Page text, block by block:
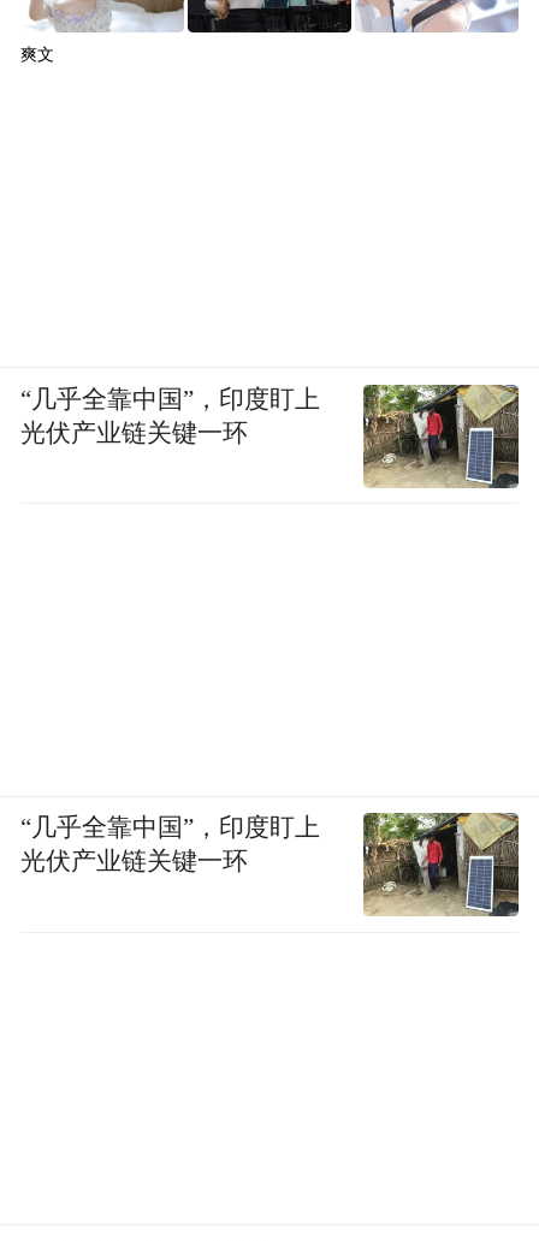
爽文
“几乎全靠中国”，印度盯上
光伏产业链关键一环
“几乎全靠中国”，印度盯上
光伏产业链关键一环